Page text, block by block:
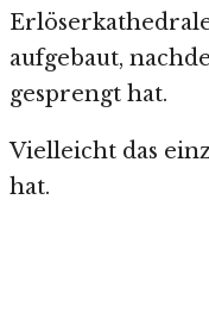
aufgebaut,
gesprengt hat.
Vielleicht das
hat.